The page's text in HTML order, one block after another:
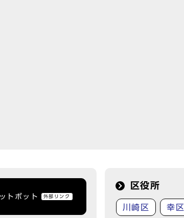
トボット 外部リンク
区役所
川崎区 幸区